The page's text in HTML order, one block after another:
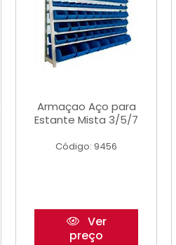
Armaçao Aço para
Estante Mista 3/5/7
Código: 9456
Ver
preço